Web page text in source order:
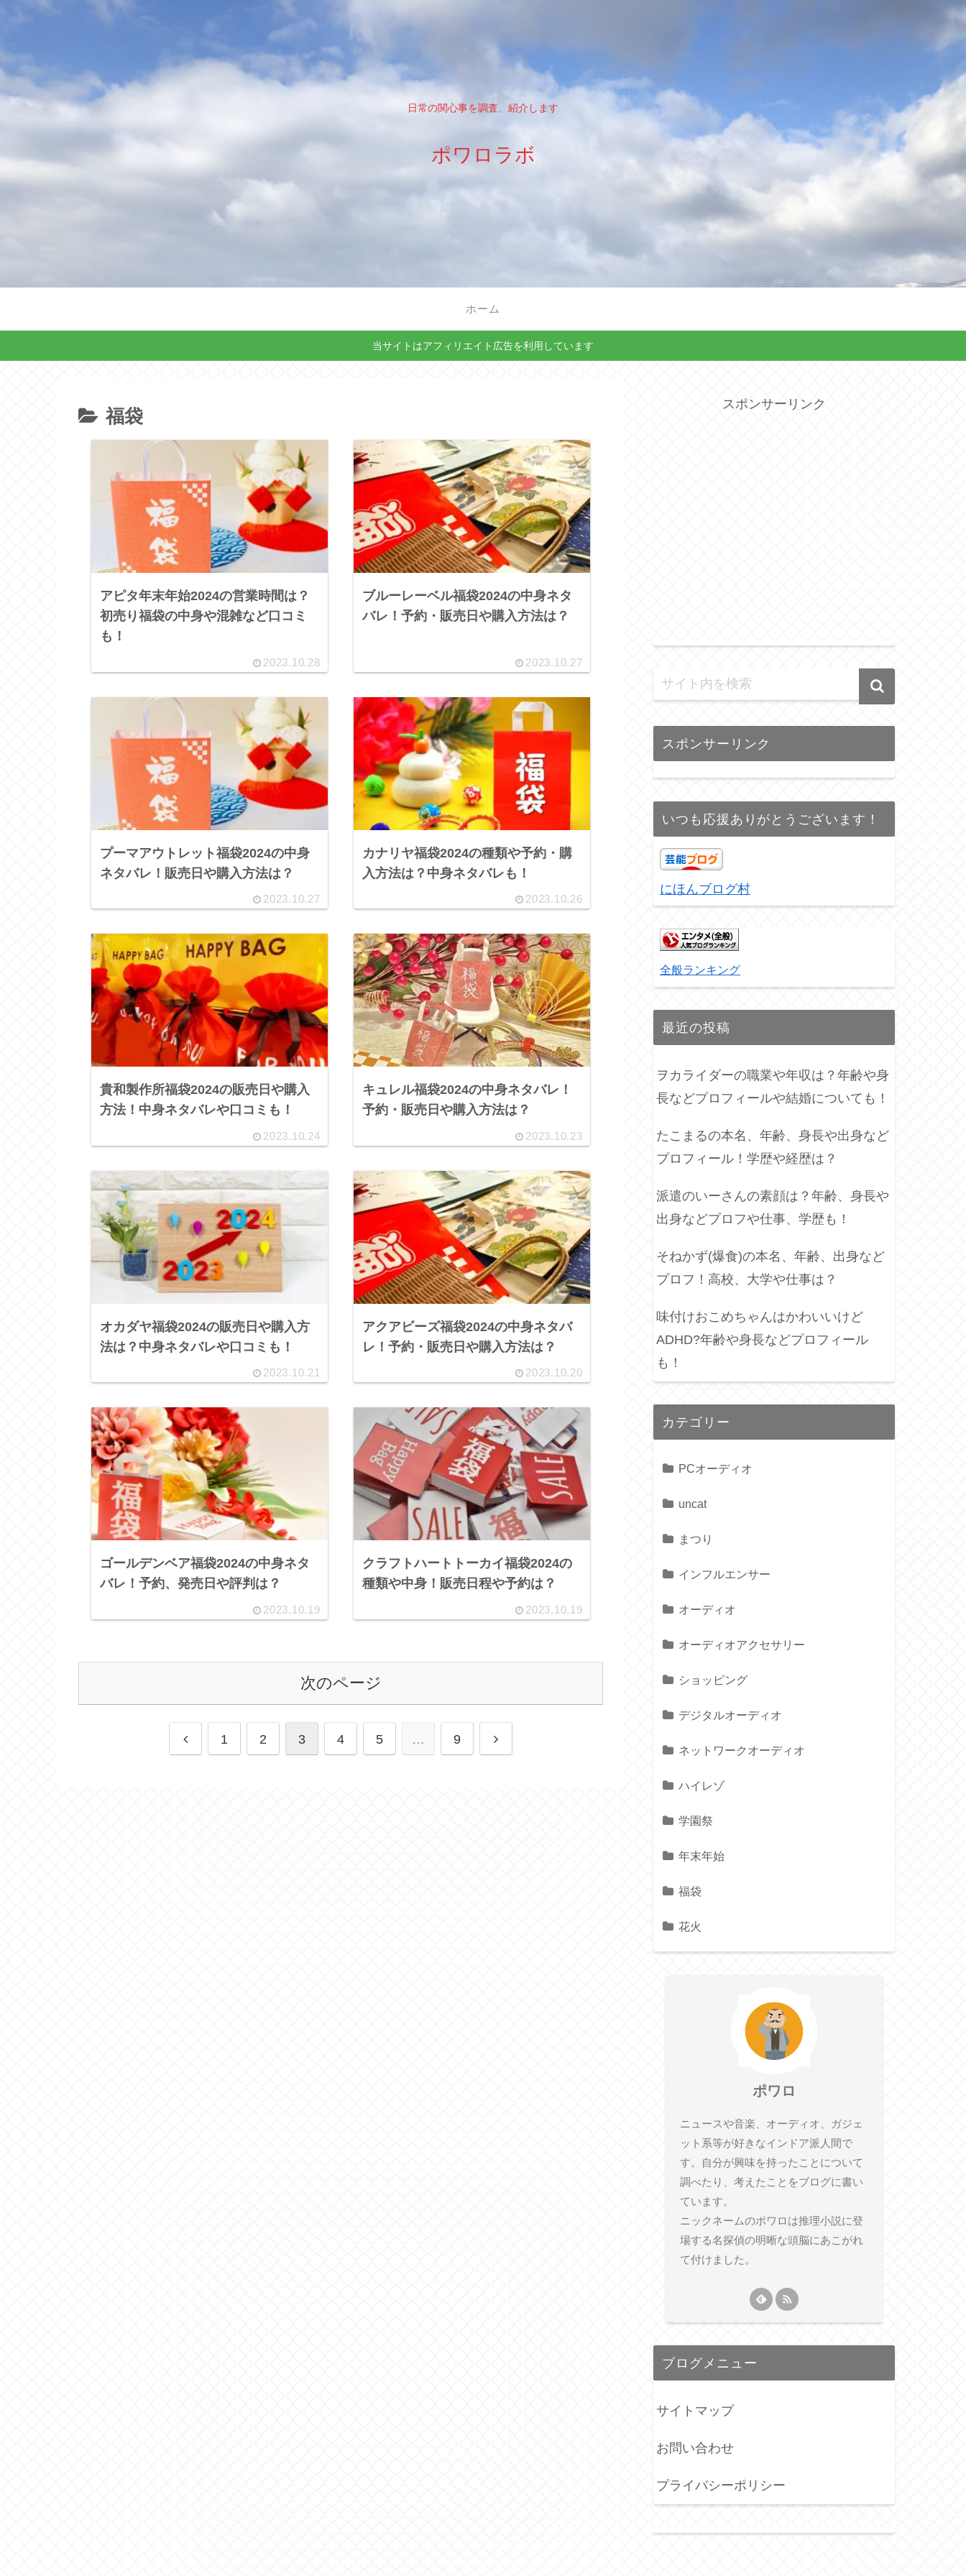
日常の関心事を調査、紹介します
ポワロラボ
ホーム
当サイトはアフィリエイト広告を利用しています
福袋
アピタ年末年始2024の営業時間は？
初売り福袋の中身や混雑など口コミ
も！
2023.10.28
ブルーレーベル福袋2024の中身ネタ
バレ！予約・販売日や購入方法は？
2023.10.27
プーマアウトレット福袋2024の中身
ネタバレ！販売日や購入方法は？
2023.10.27
カナリヤ福袋2024の種類や予約・購
入方法は？中身ネタバレも！
2023.10.26
貴和製作所福袋2024の販売日や購入
方法！中身ネタバレや口コミも！
2023.10.24
キュレル福袋2024の中身ネタバレ！
予約・販売日や購入方法は？
2023.10.23
オカダヤ福袋2024の販売日や購入方
法は？中身ネタバレや口コミも！
2023.10.21
アクアビーズ福袋2024の中身ネタバ
レ！予約・販売日や購入方法は？
2023.10.20
ゴールデンベア福袋2024の中身ネタ
バレ！予約、発売日や評判は？
2023.10.19
クラフトハートトーカイ福袋2024の
種類や中身！販売日程や予約は？
2023.10.19
次のページ
1 2 3 4 5 … 9
スポンサーリンク
スポンサーリンク
いつも応援ありがとうございます！
にほんブログ村
全般ランキング
最近の投稿
ヲカライダーの職業や年収は？年齢や身
長などプロフィールや結婚についても！
たこまるの本名、年齢、身長や出身など
プロフィール！学歴や経歴は？
派遣のいーさんの素顔は？年齢、身長や
出身などプロフや仕事、学歴も！
そねかず(爆食)の本名、年齢、出身など
プロフ！高校、大学や仕事は？
味付けおこめちゃんはかわいいけど
ADHD?年齢や身長などプロフィール
も！
カテゴリー
PCオーディオ
uncat
まつり
インフルエンサー
オーディオ
オーディオアクセサリー
ショッピング
デジタルオーディオ
ネットワークオーディオ
ハイレゾ
学園祭
年末年始
福袋
花火
ポワロ
ニュースや音楽、オーディオ、ガジェ
ット系等が好きなインドア派人間で
す。自分が興味を持ったことについて
調べたり、考えたことをブログに書い
ています。
ニックネームのポワロは推理小説に登
場する名探偵の明晰な頭脳にあこがれ
て付けました。
ブログメニュー
サイトマップ
お問い合わせ
プライバシーポリシー